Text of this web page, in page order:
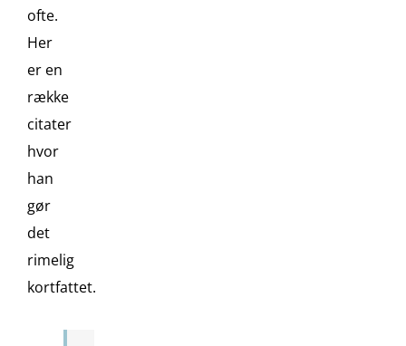
ofte.
Her
er en
række
citater
hvor
han
gør
det
rimelig
kortfattet.